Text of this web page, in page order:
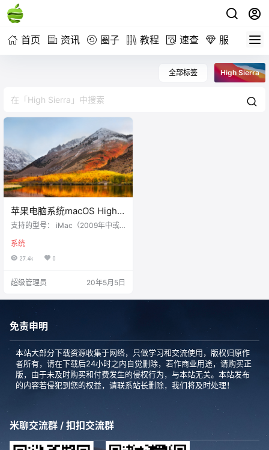
首页 资讯 圈子 教程 速查 服务
全部标签 High Sierra
苹果电脑系统macOS High
Sierra 10.13.6官方原版镜像
支持的型号： iMac（2009年中或
或更高版本） MacBook（2009年
或更高版本） Mac mini（2010年初
10初或以后的机型） 软件特色 在
你的照片。 • 可利用新的循环和来
回播放功能，将 Live P…
系统
27.4k 0
超级管理员 20年5月5日
免责申明
本站大部分下载资源收集于网络，只做学习和交流使用，版权归原作
者所有，请在下载后24小时之内自觉删除，若作商业用途，请购买正
版，由于未及时购买和付费发生的侵权行为，与本站无关。本站发布
的内容若侵犯到您的权益，请联系站长删除，我们将及时处理！
米聊交流群 / 扣扣交流群